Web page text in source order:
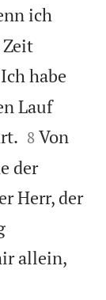
ich
Zeit
Ich habe
Lauf


8 Von
der
Herr, der
allein,